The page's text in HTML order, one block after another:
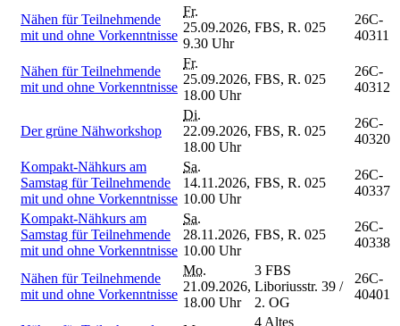
Nähen für Teilnehmende
mit und ohne Vorkenntnisse
Fr.
25.09.2026,
9.30 Uhr
FBS, R. 025
26C-
40311
Nähen für Teilnehmende
mit und ohne Vorkenntnisse
Fr.
25.09.2026,
18.00 Uhr
FBS, R. 025
26C-
40312
Der grüne Nähworkshop
Di.
22.09.2026,
18.00 Uhr
FBS, R. 025
26C-
40320
Kompakt-Nähkurs am
Samstag für Teilnehmende
mit und ohne Vorkenntnisse
Sa.
14.11.2026,
10.00 Uhr
FBS, R. 025
26C-
40337
Kompakt-Nähkurs am
Samstag für Teilnehmende
mit und ohne Vorkenntnisse
Sa.
28.11.2026,
10.00 Uhr
FBS, R. 025
26C-
40338
Nähen für Teilnehmende
mit und ohne Vorkenntnisse
Mo.
21.09.2026,
18.00 Uhr
3 FBS
Liboriusstr. 39 /
2. OG
26C-
40401
4 Altes